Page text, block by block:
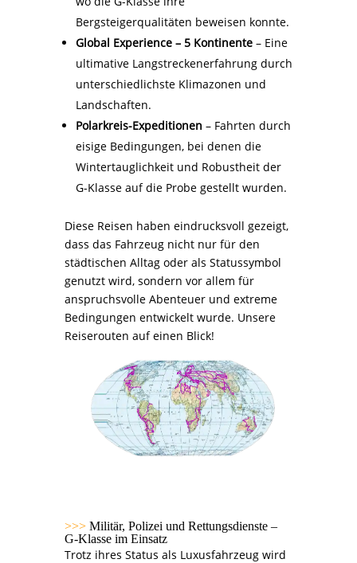
Bergsteigerqualitäten beweisen konnte.
Global Experience – 5 Kontinente– Eine
ultimative Langstreckenerfahrung durch
unterschiedlichste Klimazonen und
Landschaften.
Polarkreis-Expeditionen – Fahrten durch
eisige Bedingungen, bei denen die
Wintertauglichkeit und Robustheit der
G-Klasse auf die Probe gestellt wurden.
Diese Reisen haben eindrucksvoll gezeigt,
dass das Fahrzeug nicht nur für den
städtischen Alltag oder als Statussymbol
genutzt wird, sondern vor allem für
anspruchsvolle Abenteuer und extreme
Bedingungen entwickelt wurde. Unsere
Reiserouten auf einen Blick!
>>> Militär, Polizei und Rettungsdienste –
G-Klasse im Einsatz
Trotz ihres Status als Luxusfahrzeug wird